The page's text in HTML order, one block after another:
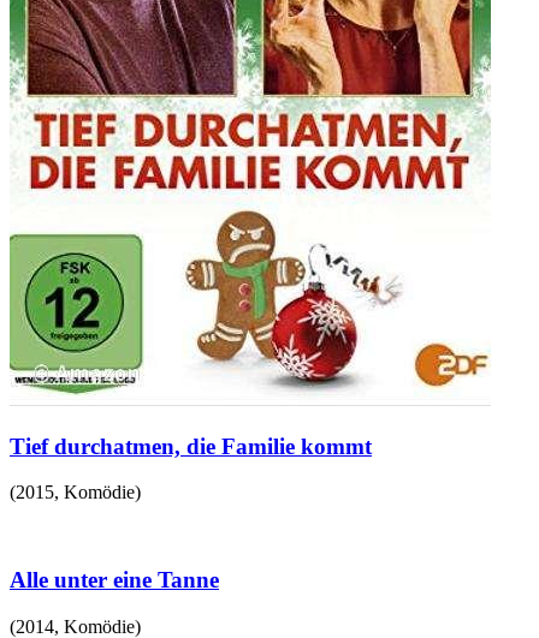
Tief durchatmen, die Familie kommt
(2015, Komödie)
Alle unter eine Tanne
(2014, Komödie)